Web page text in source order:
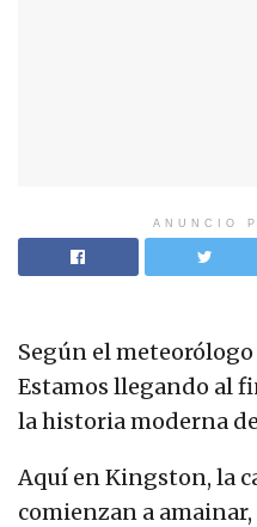
ANUNCIO
Según el meteorólogo
Estamos llegando al
la historia moderna de
Aquí en Kingston, la
comienzan a